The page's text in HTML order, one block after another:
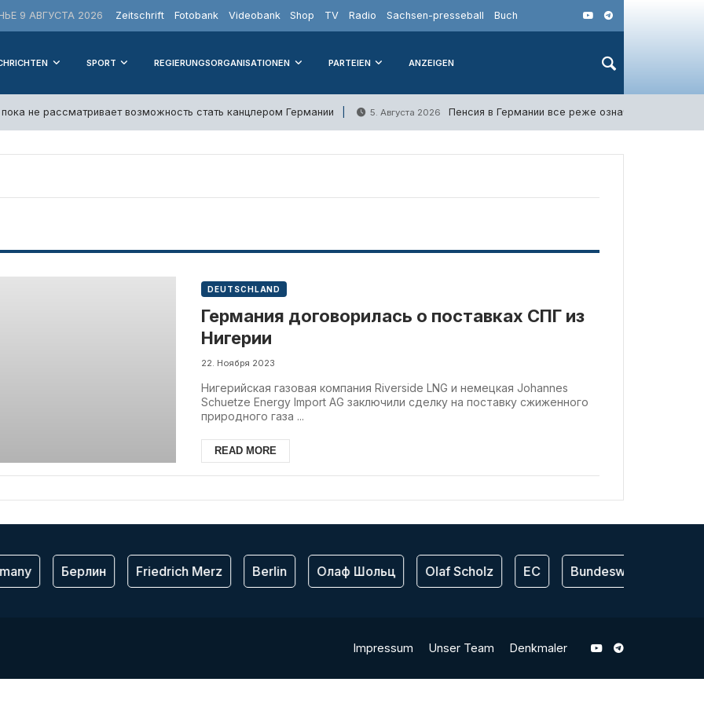
9 АВГУСТА 2026 Zeitschrift Fotobank Videobank Shop TV Radio Sachsen-presseball Buch
SPORT REGIERUNGSORGANISATIONEN PARTEIEN ANZEIGEN
не рассматривает возможность стать канцлером Германии 5. Августа 2026 Пенсия в Германии все реже означает конец
DEUTSCHLAND
Германия договорилась о поставках СПГ из
Нигерии
22. Ноября 2023
Нигерийская газовая компания Riverside LNG и немецкая Johannes
Schuetze Energy Import AG заключили сделку на поставку сжиженного
природного газа ...
READ MORE
Берлин Friedrich Merz Berlin Олаф Шольц Olaf Scholz ЕС Bundeswehr
Impressum Unser Team Denkmaler